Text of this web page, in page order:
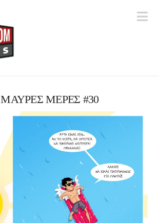
ΜΑΥΡΕΣ ΜΕΡΕΣ #30